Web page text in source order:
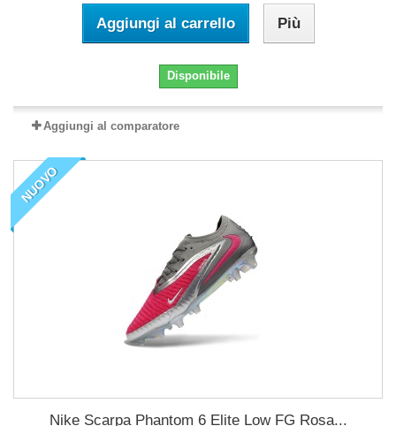
Aggiungi al carrello Più
Disponibile
Aggiungi al comparatore
NUOVO
Nike Scarpa Phantom 6 Elite Low FG Rosa...